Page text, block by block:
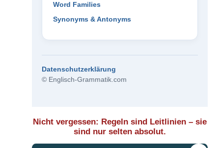
Word Families
Synonyms & Antonyms
Datenschutzerklärung
© Englisch-Grammatik.com
Nicht vergessen: Regeln sind Leitlinien – sie
sind nur selten absolut.